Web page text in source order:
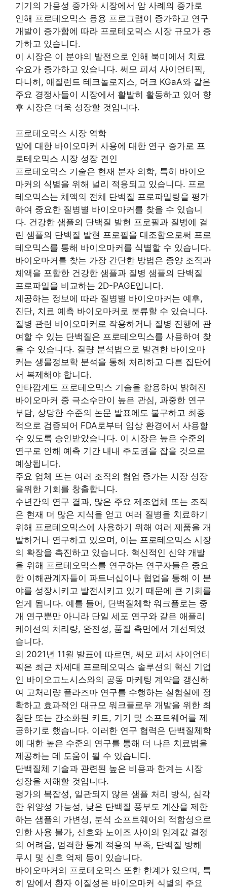
기기의 가용성 증가와 시장에서 암 사례의 증가로
인해 프로테오믹스 응용 프로그램이 증가하고 연구
개발이 증가함에 따라 프로테오믹스 시장 규모가 증
가하고 있습니다.
이 시장은 이 분야의 발전으로 인해 북미에서 치료
수요가 증가하고 있습니다. 써모 피셔 사이언티픽,
다나허, 애질런트 테크놀로지스, 머크 KGaA와 같은
주요 경쟁사들이 시장에서 활발히 활동하고 있어 향
후 시장은 더욱 성장할 것입니다.
프로테오믹스 시장 역학
암에 대한 바이오마커 사용에 대한 연구 증가로 프
로테오믹스 시장 성장 견인
프로테오믹스 기술은 현재 분자 의학, 특히 바이오
마커의 식별을 위해 널리 적용되고 있습니다. 프로
테오믹스는 체액의 전체 단백질 프로파일링을 평가
하여 중요한 질병별 바이오마커를 찾을 수 있습니
다. 건강한 샘플의 단백질 발현 프로필과 질병에 걸
린 샘플의 단백질 발현 프로필을 대조함으로써 프로
테오믹스를 통해 바이오마커를 식별할 수 있습니다.
바이오마커를 찾는 가장 간단한 방법은 종양 조직과
체액을 포함한 건강한 샘플과 질병 샘플의 단백질
프로파일을 비교하는 2D-PAGE입니다.
제공하는 정보에 따라 질병별 바이오마커는 예후,
진단, 치료 예측 바이오마커로 분류할 수 있습니다.
질병 관련 바이오마커로 작용하거나 질병 진행에 관
여할 수 있는 단백질은 프로테오믹스를 사용하여 찾
을 수 있습니다. 질량 분석법으로 발견한 바이오마
커는 생물정보학 분석을 통해 처리하고 다른 집단에
서 복제해야 합니다.
안타깝게도 프로테오믹스 기술을 활용하여 밝혀진
바이오마커 중 극소수만이 높은 관심, 과중한 연구
부담, 상당한 수준의 논문 발표에도 불구하고 최종
적으로 검증되어 FDA로부터 임상 환경에서 사용할
수 있도록 승인받았습니다. 이 시장은 높은 수준의
연구로 인해 예측 기간 내내 주도권을 잡을 것으로
예상됩니다.
주요 업체 또는 여러 조직의 협업 증가는 시장 성장
을위한 기회를 창출합니다.
수년간의 연구 결과, 많은 주요 제조업체 또는 조직
은 현재 더 많은 지식을 얻고 여러 질병을 치료하기
위해 프로테오믹스에 사용하기 위해 여러 제품을 개
발하거나 연구하고 있으며, 이는 프로테오믹스 시장
의 확장을 촉진하고 있습니다. 혁신적인 신약 개발
을 위해 프로테오믹스를 연구하는 연구자들은 중요
한 이해관계자들이 파트너십이나 협업을 통해 이 분
야를 성장시키고 발전시키고 있기 때문에 큰 기회를
얻게 됩니다. 예를 들어, 단백질체학 워크플로는 중
개 연구뿐만 아니라 단일 세포 연구와 같은 애플리
케이션의 처리량, 완전성, 품질 측면에서 개선되었
습니다.
의 2021년 11월 발표에 따르면, 써모 피셔 사이언티
픽은 최근 차세대 프로테오믹스 솔루션의 혁신 기업
인 바이오고노시스와의 공동 마케팅 계약을 갱신하
여 고처리량 플라즈마 연구를 수행하는 실험실에 정
확하고 효과적인 대규모 워크플로우 개발을 위한 최
첨단 또는 간소화된 키트, 기기 및 소프트웨어를 제
공하기로 했습니다. 이러한 연구 협력은 단백질체학
에 대한 높은 수준의 연구를 통해 더 나은 치료법을
제공하는 데 도움이 될 수 있습니다.
단백질체 기술과 관련된 높은 비용과 한계는 시장
성장을 저해할 것입니다.
평가의 복잡성, 일관되지 않은 샘플 처리 방식, 심각
한 위양성 가능성, 낮은 단백질 풍부도 계산을 제한
하는 샘플의 가변성, 분석 소프트웨어의 적합성으로
인한 사용 불가, 신호와 노이즈 사이의 임계값 결정
의 어려움, 엄격한 통계 적용의 부족, 단백질 방해
무시 및 신호 억제 등이 있습니다.
바이오마커의 프로테오믹스 또한 한계가 있으며, 특
히 암에서 환자 이질성은 바이오마커 식별의 주요